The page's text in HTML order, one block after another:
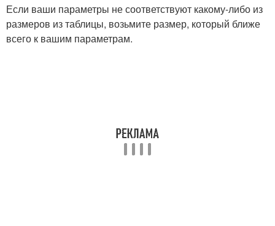
Если ваши параметры не соответствуют какому-либо из
размеров из таблицы, возьмите размер, который ближе
всего к вашим параметрам.